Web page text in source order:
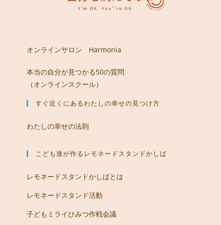
オンラインサロン Harmonia
本当の自分が見つかる50の質問
（オンラインスクール）
すぐ近くにあるわたしの幸せの見つけ方
わたしの幸せの法則
こども達が作るレモネードスタンドかしば
レモネードスタンドかしばとは
レモネードスタンド活動
子どもミライひみつ作戦会議